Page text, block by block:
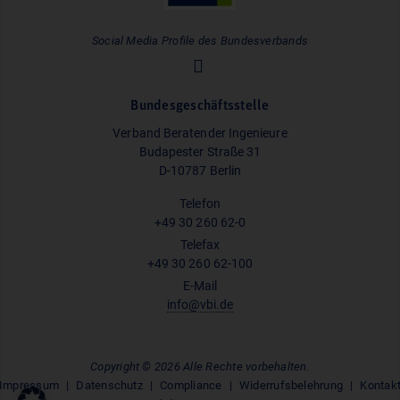
Social Media Profile des Bundesverbands
Bundesgeschäftsstelle
Verband Beratender Ingenieure
Budapester Straße 31
D-10787 Berlin
Telefon
+49 30 260 62-0
Telefax
+49 30 260 62-100
E-Mail
info@vbi.de
Copyright © 2026 Alle Rechte vorbehalten.
Datenschutz
Compliance
Widerrufsbelehrung